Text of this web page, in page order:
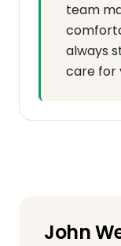
team
always
care for
John